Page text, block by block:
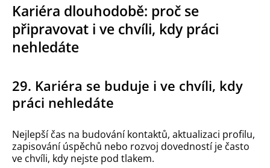
Kariéra dlouhodobě: proč se
připravovat i ve chvíli, kdy práci
nehledáte
29. Kariéra se buduje i ve chvíli, kdy
práci nehledáte
Nejlepší čas na budování kontaktů, aktualizaci profilu,
zapisování úspěchů nebo rozvoj dovedností je často
ve chvíli, kdy nejste pod tlakem.